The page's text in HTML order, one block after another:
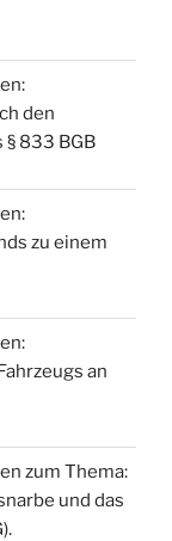
den
833 BGB
zu einem
an
zum Thema:
und das